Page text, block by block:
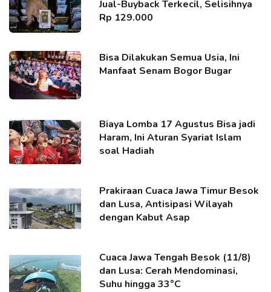
Jual-Buyback Terkecil, Selisihnya
Rp 129.000
Bisa Dilakukan Semua Usia, Ini
Manfaat Senam Bogor Bugar
Biaya Lomba 17 Agustus Bisa jadi
Haram, Ini Aturan Syariat Islam
soal Hadiah
Prakiraan Cuaca Jawa Timur Besok
dan Lusa, Antisipasi Wilayah
dengan Kabut Asap
Cuaca Jawa Tengah Besok (11/8)
dan Lusa: Cerah Mendominasi,
Suhu hingga 33°C